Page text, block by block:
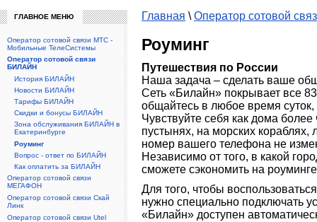
Главная \ Оператор сотовой
Роуминг
Путешествия по России
Наша задача – сделать ваше
Сеть «Билайн» покрывает все
общайтесь в любое время
Чувствуйте себя как дома
пустынях, на морских
номер вашего телефона не
Независимо от того, в какой
сможете сэкономить на
Для того, чтобы
нужно специально подключать
«Билайн» доступен
ГЛАВНОЕ МЕНЮ
Оператор сотовой связи МТС -
Мобильные ТелеСистемы
Оператор сотовой связи
БИЛАЙН
История БИЛАЙН
Новости БИЛАЙН
Тарифы БИЛАЙН
Скидки и бонусы БИЛАЙН
Зона обслуживания БИЛАЙН в
Екатеринбурге
Роуминг
Вопрос - ответ по БИЛАЙН
Как оплатить за БИЛАЙН
Оператор сотовой связи
МЕГАФОН
Оператор сотовой связи Скай
Линк
Оператор сотовой связи Utel